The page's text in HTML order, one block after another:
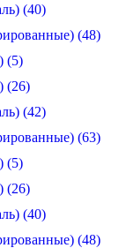
(40)
(48)
(5)
(26)
(42)
(63)
(5)
(26)
(40)
(48)